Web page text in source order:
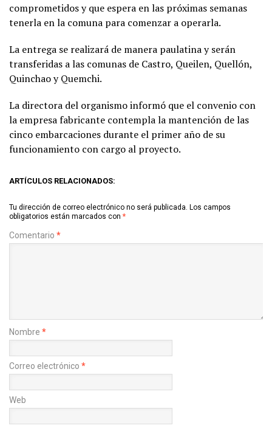
comprometidos y que espera en las próximas semanas
tenerla en la comuna para comenzar a operarla.
La entrega se realizará de manera paulatina y serán
transferidas a las comunas de Castro, Queilen, Quellón,
Quinchao y Quemchi.
La directora del organismo informó que el convenio con
la empresa fabricante contempla la mantención de las
cinco embarcaciones durante el primer año de su
funcionamiento con cargo al proyecto.
ARTÍCULOS RELACIONADOS:
Tu dirección de correo electrónico no será publicada. Los campos
obligatorios están marcados con *
Comentario *
Nombre *
Correo electrónico *
Web